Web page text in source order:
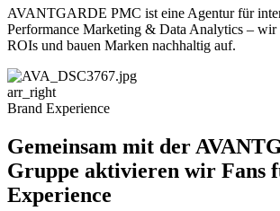
AVANTGARDE PMC ist eine Agentur für
Performance Marketing & Data Analytics – wir
ROIs und bauen Marken nachhaltig auf.
arr_right
Brand Experience
Gemeinsam mit der
Gruppe aktivieren wir Fans
Experience